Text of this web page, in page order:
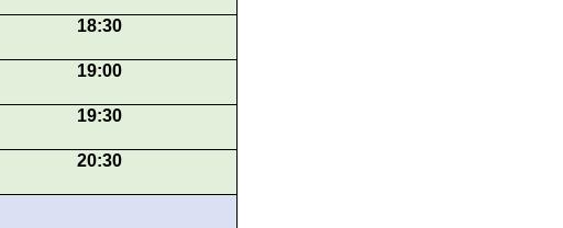
18:30
19:00
19:30
20:30